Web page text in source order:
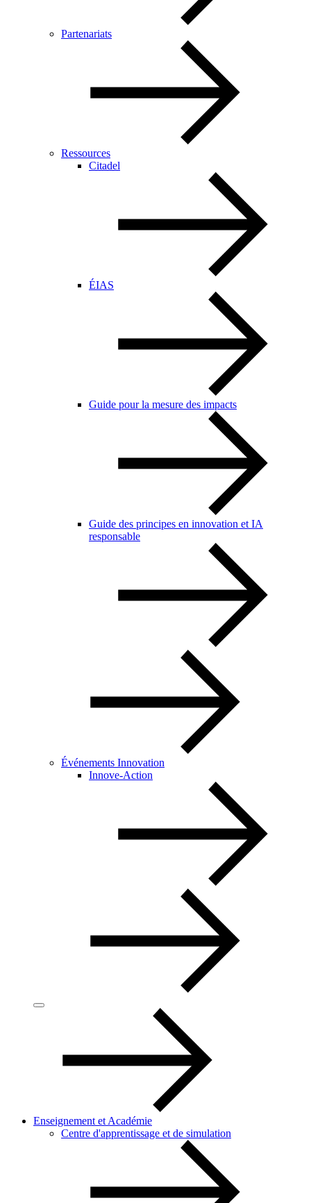
Partenariats
Ressources
Citadel
ÉIAS
Guide pour la mesure des impacts
Guide des principes en innovation et IA
responsable
Événements Innovation
Innove-Action
Enseignement et Académie
Centre d'apprentissage et de simulation